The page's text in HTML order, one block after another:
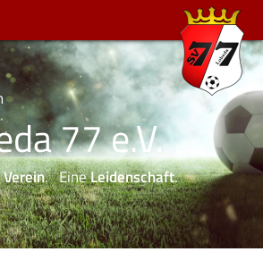
77 e.V.
Verein. EineLeidenschaft.